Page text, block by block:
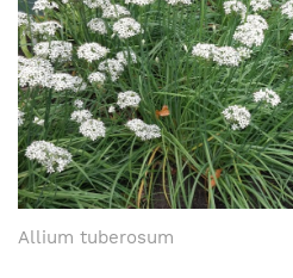
Allium tuberosum